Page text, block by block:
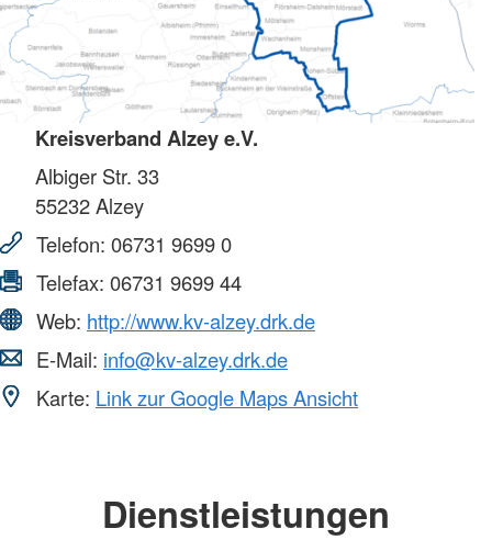
Kreisverband Alzey e.V.
Albiger Str. 33
55232Alzey
Telefon: 06731 9699 0
Telefax: 06731 9699 44
Web: http://www.kv-alzey.drk.de
E-Mail: info@kv-alzey.drk.de
Karte: Link zur Google Maps Ansicht
Dienstleistungen